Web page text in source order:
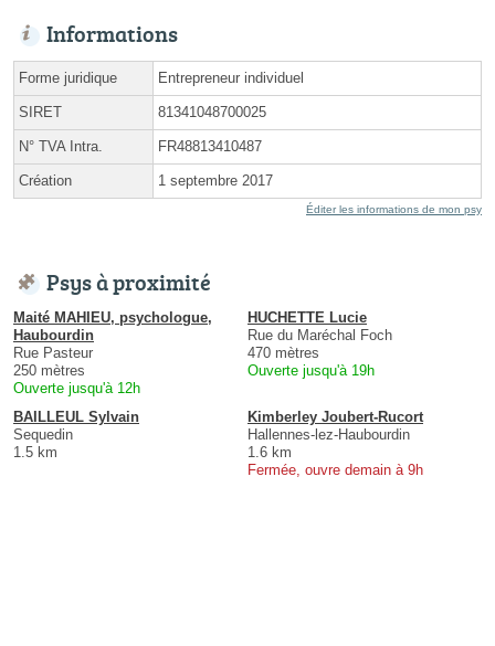
Informations
Forme juridique Entrepreneur individuel
SIRET 81341048700025
N° TVA Intra. FR48813410487
Création 1 septembre 2017
Éditer les informations de mon psy
Psys à proximité
Maité MAHIEU, psychologue,
Haubourdin
Rue Pasteur
250 mètres
Ouverte jusqu'à 12h
HUCHETTE Lucie
Rue du Maréchal Foch
470 mètres
Ouverte jusqu'à 19h
BAILLEUL Sylvain
Sequedin
1.5 km
Kimberley Joubert-Rucort
Hallennes-lez-Haubourdin
1.6 km
Fermée, ouvre demain à 9h